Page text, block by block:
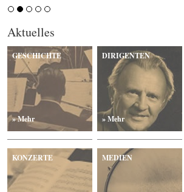
Aktuelles
GESCHICHTE
» Mehr
DIRIGENTEN
» Mehr
KONZERTE MEDIEN